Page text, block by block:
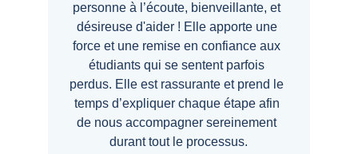
personne à l’écoute, bienveillante, et
désireuse d'aider ! Elle apporte une
force et une remise en confiance aux
étudiants qui se sentent parfois
perdus. Elle est rassurante et prend le
temps d’expliquer chaque étape afin
de nous accompagner sereinement
durant tout le processus.